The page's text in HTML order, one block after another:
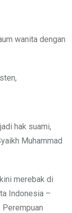
wanita dengan
hak suami,
Muhammad
merebak di
Indonesia –